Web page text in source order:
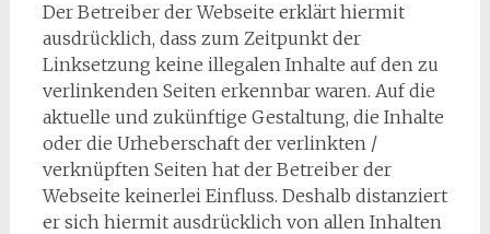
Der Betreiber der Webseite erklärt hiermit
ausdrücklich, dass zum Zeitpunkt der
Linksetzung keine illegalen Inhalte auf den zu
verlinkenden Seiten erkennbar waren. Auf die
aktuelle und zukünftige Gestaltung, die Inhalte
oder die Urheberschaft der verlinkten /
verknüpften Seiten hat der Betreiber der
Webseite keinerlei Einfluss. Deshalb distanziert
er sich hiermit ausdrücklich von allen Inhalten